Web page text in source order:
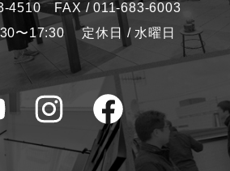
4510 FAX / 011-683-6003
〜17:30 定休日 / 水曜日